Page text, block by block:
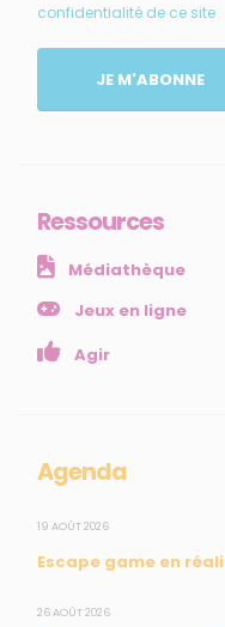
confidentialité de ce site
JE M'ABONNE
Ressources
Médiathèque
Jeux en ligne
Agir
Agenda
19 AOÛT 2026
Escape game en
26 AOÛT 2026
MENU
Ressources et publications
NOS SERVICES
Presse
Mesures du réseau Sargasses
SUIVEZ-NOUS